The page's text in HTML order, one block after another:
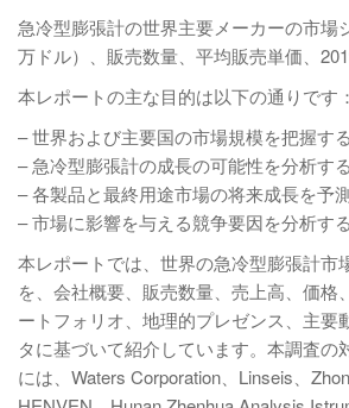
急冷型膨張計の世界主要メーカーの市場
万ドル）、販売数量、平均販売単価、
本レポートの主な目的は以下の通りです：
– 世界および主要国の市場規模を把握する
– 急冷型膨張計の成長の可能性を分析する
– 各製品と最終用途市場の将来成長を予
– 市場に影響を与える競争要因を分析する
本レポートでは、世界の急冷型膨張計市
を、会社概要、販売数量、売上高、価格
ートフォリオ、地理的プレゼンス、主要
タに基づいて紹介しています。本調査の
には、Waters Corporation、Linseis、